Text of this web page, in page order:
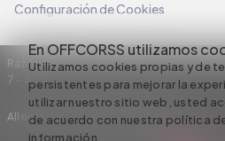
En OFFCORSS utilizamos
Utilizamos cookies propias y de
persistentes para mejorar la
utilizar nuestro sitio web, usted
de acuerdo con nuestra política
información
Configuración de Cookies
Razón Social: C.I HERMECO S.A. NIT:
7 – 35
All rights reserved empowered by